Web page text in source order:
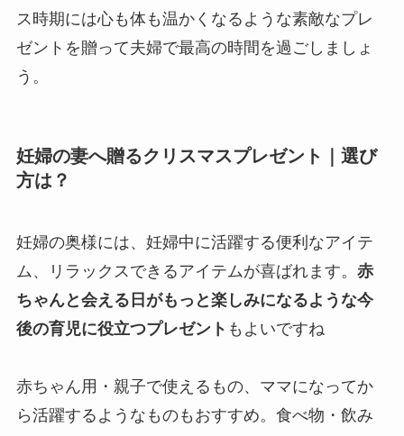
ス時期には心も体も温かくなるような素敵なプレ
ゼントを贈って夫婦で最高の時間を過ごしましょ
う。
妊婦の妻へ贈るクリスマスプレゼント｜選び
方は？
妊婦の奥様には、妊婦中に活躍する便利なアイテ
ム、リラックスできるアイテムが喜ばれます。 赤
ちゃんと会える日がもっと楽しみになるような今
後の育児に役立つプレゼント もよいですね
赤ちゃん用・親子で使えるもの、ママになってか
ら活躍するようなものもおすすめ。食べ物・飲み